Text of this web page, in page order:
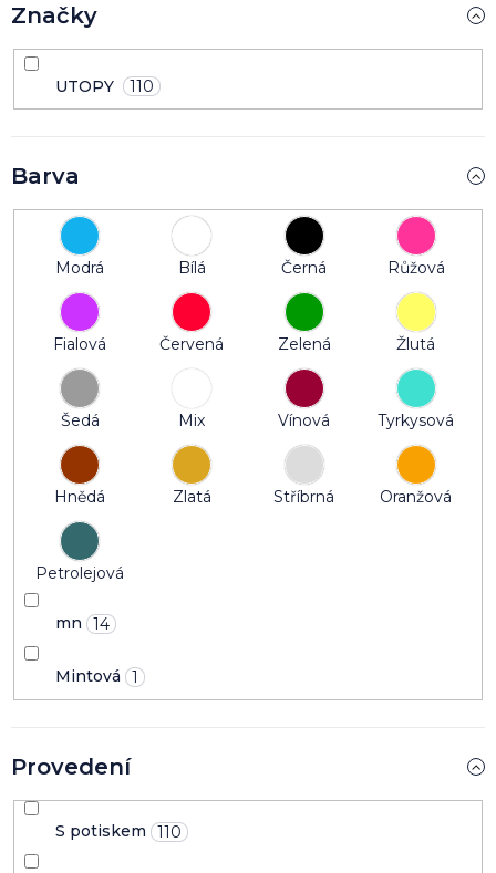
Značky
UTOPY 110
Barva
Modrá Bílá Černá Růžová
Fialová Červená Zelená Žlutá
Šedá Mix Vínová Tyrkysová
Hnědá Zlatá Stříbrná Oranžová
Petrolejová
mn 14
Mintová 1
Provedení
S potiskem 110